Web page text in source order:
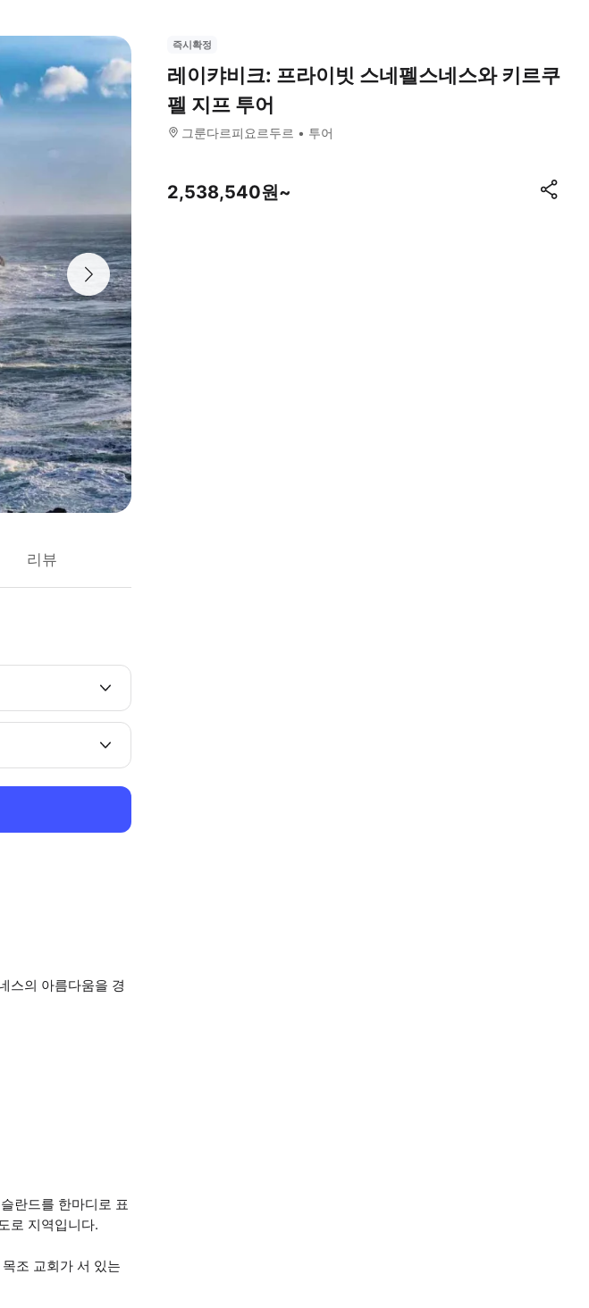
리뷰
스의 아름다움을 경
란드를 한마디로 표
로 지역입니다.
조 교회가 서 있는
즉시확정
레이캬비크: 프라이빗 스네펠스네스와 키르쿠
펠 지프 투어
그룬다르피요르두르 투어
2,538,540원~